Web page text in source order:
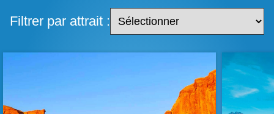
Filtrer par attrait :